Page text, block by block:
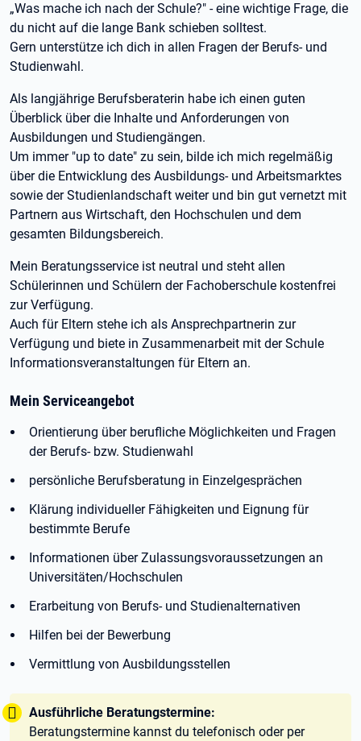
„Was mache ich nach der Schule?" - eine wichtige Frage, die
du nicht auf die lange Bank schieben solltest.
Gern unterstütze ich dich in allen Fragen der Berufs- und
Studienwahl.
Als langjährige Berufsberaterin habe ich einen guten
Überblick über die Inhalte und Anforderungen von
Ausbildungen und Studiengängen.
Um immer "up to date" zu sein, bilde ich mich regelmäßig
über die Entwicklung des Ausbildungs- und Arbeitsmarktes
sowie der Studienlandschaft weiter und bin gut vernetzt mit
Partnern aus Wirtschaft, den Hochschulen und dem
gesamten Bildungsbereich.
Mein Beratungsservice ist neutral und steht allen
Schülerinnen und Schülern der Fachoberschule kostenfrei
zur Verfügung.
Auch für Eltern stehe ich als Ansprechpartnerin zur
Verfügung und biete in Zusammenarbeit mit der Schule
Informationsveranstaltungen für Eltern an.
Mein Serviceangebot
Orientierung über berufliche Möglichkeiten und Fragen
der Berufs- bzw. Studienwahl
persönliche Berufsberatung in Einzelgesprächen
Klärung individueller Fähigkeiten und Eignung für
bestimmte Berufe
Informationen über Zulassungsvoraussetzungen an
Universitäten/Hochschulen
Erarbeitung von Berufs- und Studienalternativen
Hilfen bei der Bewerbung
Vermittlung von Ausbildungsstellen
Tipp:
Ausführliche Beratungstermine:
Beratungstermine kannst du telefonisch oder per